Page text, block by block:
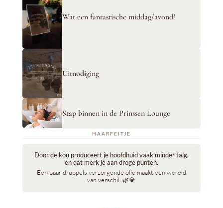
HAARFEITJE
Door de kou produceert je hoofdhuid vaak minder talg,
en dat merk je aan droge punten.
Een paar druppels verzorgende olie maakt een wereld
van verschil. 🌿💎
Wat een fantastische middag/avond!
Uitnodiging
Stap binnen in de Prinssen Lounge